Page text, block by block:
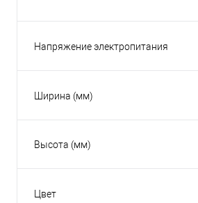
Напряжение электропитания
Ширина (мм)
Высота (мм)
Цвет